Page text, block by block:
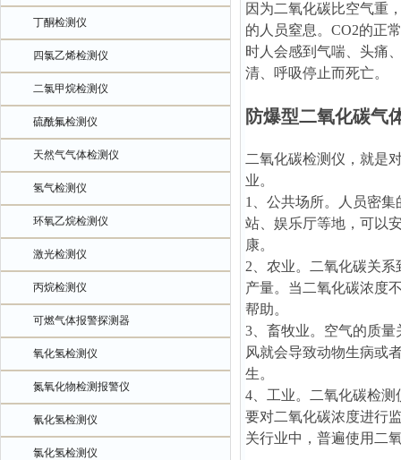
丁酮检测仪
四氯乙烯检测仪
二氯甲烷检测仪
硫酰氟检测仪
天然气气体检测仪
氢气检测仪
环氧乙烷检测仪
激光检测仪
丙烷检测仪
可燃气体报警探测器
氧化氢检测仪
氮氧化物检测报警仪
氰化氢检测仪
氯化氢检测仪
因为二氧化碳比空气重
的人员窒息。CO2的正
时人会感到气喘、头痛
清、呼吸停止而死亡。
防爆型二氧化碳气
二氧化碳检测仪，就是
业。
1、公共场所。人员密
站、娱乐厅等地，可以
康。
2、农业。二氧化碳关
产量。当二氧化碳浓度
帮助。
3、畜牧业。空气的质
风就会导致动物生病或
生。
4、工业。二氧化碳检
要对二氧化碳浓度进行
关行业中，普遍使用二